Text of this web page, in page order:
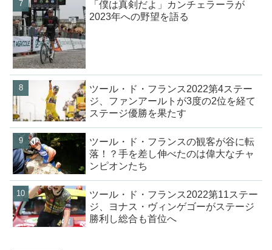
「僕は真剣だよ」カンチェラーラが
2023年への野望を語る
ツール・ド・フランス2022第4ステー
ジ、ファンアールトが3度の2位を経て
ステージ優勝を果たす
ツール・ド・フランスの観客が谷に転
落！？手を差し伸べたのは偉大なチャ
ンピオンたち
ツール・ド・フランス2022第11ステー
ジ、ヨナス・ヴィンゲゴーがステージ
勝利し総合も首位へ